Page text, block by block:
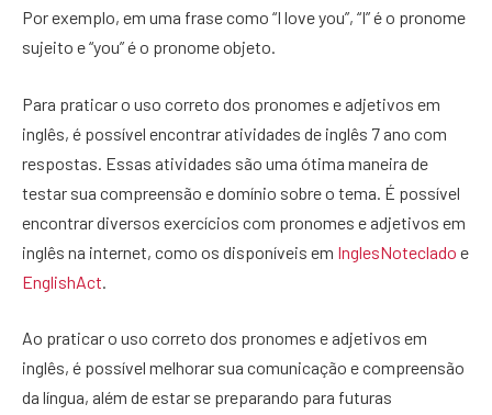
Por exemplo, em uma frase como “I love you”, “I” é o pronome
sujeito e “you” é o pronome objeto.
Para praticar o uso correto dos pronomes e adjetivos em
inglês, é possível encontrar atividades de inglês 7 ano com
respostas. Essas atividades são uma ótima maneira de
testar sua compreensão e domínio sobre o tema. É possível
encontrar diversos exercícios com pronomes e adjetivos em
inglês na internet, como os disponíveis em InglesNoteclado e
EnglishAct
Ao praticar o uso correto dos pronomes e adjetivos em
inglês, é possível melhorar sua comunicação e compreensão
da língua, além de estar se preparando para futuras